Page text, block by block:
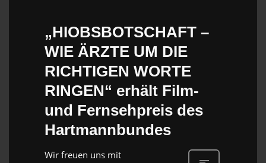
„HIOBSBOTSCHAFT –
WIE ÄRZTE UM DIE
RICHTIGEN WORTE
RINGEN“ erhält Film-
und Fernsehpreis des
Hartmannbundes
Wir freuen uns mit